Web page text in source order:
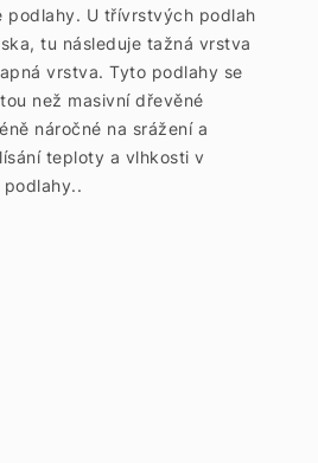
U třívrstvých podlah
tu následuje tažná vrstva
vrstva. Tyto podlahy se
než masivní dřevěné
náročné na srážení a
teploty a vlhkosti v